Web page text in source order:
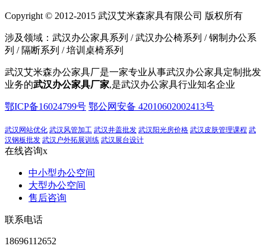
Copyright © 2012-2015 武汉艾米森家具有限公司 版权所有
涉及领域：武汉办公家具系列 / 武汉办公椅系列 / 钢制办公系
列 / 隔断系列 / 培训桌椅系列
武汉艾米森办公家具厂是一家专业从事武汉办公家具定制批发
业务的武汉办公家具厂家,是武汉办公家具行业知名企业
鄂ICP备16024799号 鄂公网安备 42010602002413号
武汉网站优化 武汉风管加工 武汉井盖批发 武汉阳光房价格 武汉皮肤管理课程 武
汉钢板批发 武汉户外拓展训练 武汉展台设计
在线咨询x
中小型办公空间
大型办公空间
售后咨询
联系电话
18696112652